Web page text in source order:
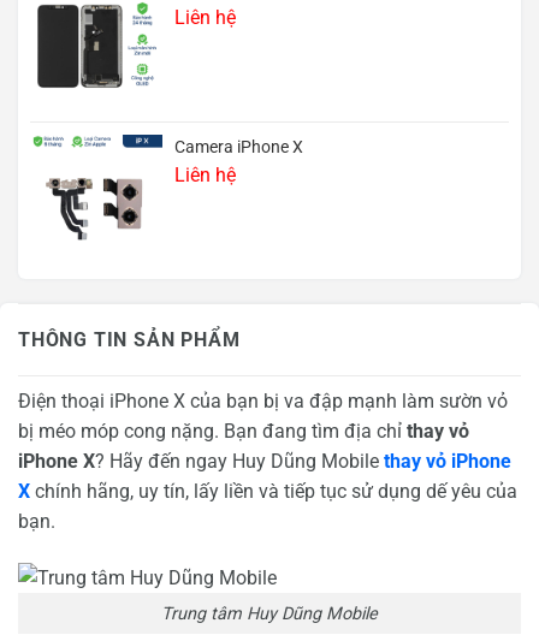
THÔNG TIN SẢN PHẨM
Điện thoại iPhone X của bạn bị va đập mạnh làm sườn vỏ
bị méo móp cong nặng. Bạn đang tìm địa chỉ thay vỏ
iPhone X? Hãy đến ngay Huy Dũng Mobile thay vỏ iPhone
X chính hãng, uy tín, lấy liền và tiếp tục sử dụng dế yêu của
bạn.
Trung tâm Huy Dũng Mobile
Liên hệ
Camera iPhone X
Liên hệ